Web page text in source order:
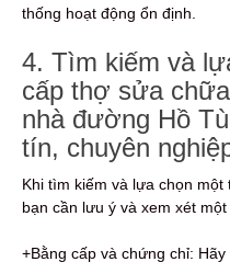
thống hoạt động ổn định.
4. Tìm kiếm và
cấp thợ sửa
nhà đường Hồ
tín, chuyên
Khi tìm kiếm và lựa chọn
bạn cần lưu ý và xem xét
+Bằng cấp và chứng chỉ: